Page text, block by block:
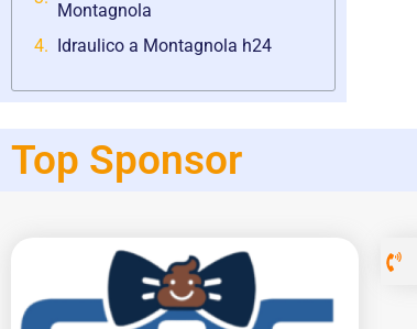
Montagnola
Idraulico a Montagnola h24
Top Sponsor